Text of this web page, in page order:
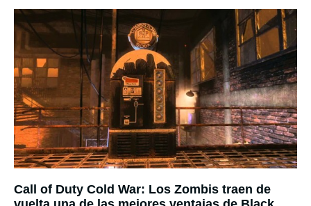
Call of Duty Cold War: Los Zombis traen de